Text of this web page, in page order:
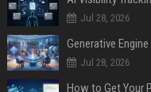
Jul 28, 2026
Generative
Jul 28, 2026
How to Get Your